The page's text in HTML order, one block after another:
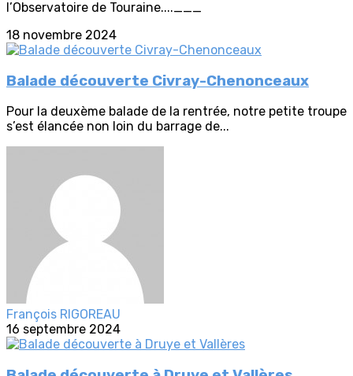
l’Observatoire de Touraine....___
18 novembre 2024
Balade découverte Civray-Chenonceaux
Pour la deuxème balade de la rentrée, notre petite troupe
s’est élancée non loin du barrage de...
François RIGOREAU
16 septembre 2024